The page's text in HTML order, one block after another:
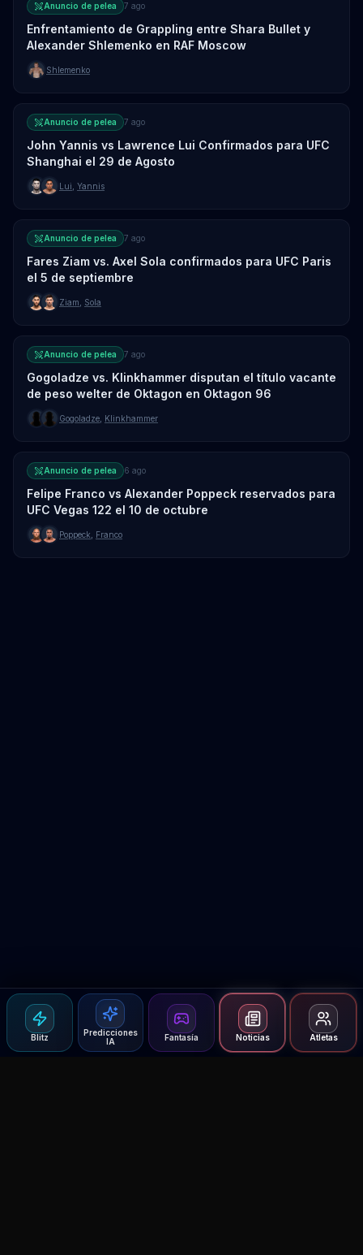
Blitz
Predicciones
IA
Fantasía Noticias Atletas
Anuncio de pelea 7 ago
Enfrentamiento de Grappling entre Shara Bullet y
Alexander Shlemenko en RAF Moscow
Shlemenko
Anuncio de pelea 7 ago
John Yannis vs Lawrence Lui Confirmados para UFC
Shanghai el 29 de Agosto
Lui Yannis
Anuncio de pelea 7 ago
Fares Ziam vs. Axel Sola confirmados para UFC Paris
el 5 de septiembre
Ziam Sola
Anuncio de pelea 7 ago
Gogoladze vs. Klinkhammer disputan el título vacante
de peso welter de Oktagon en Oktagon 96
Gogoladze Klinkhammer
Anuncio de pelea 6 ago
Felipe Franco vs Alexander Poppeck reservados para
UFC Vegas 122 el 10 de octubre
Poppeck Franco